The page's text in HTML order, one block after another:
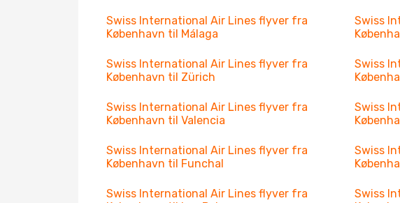
Swiss International Air Lines flyver fra
København til Málaga
Swiss
Swiss International Air Lines flyver fra
København til Zürich
Swiss
Swiss International Air Lines flyver fra
København til Valencia
Swiss
Swiss International Air Lines flyver fra
København til Funchal
Swiss
Swiss International Air Lines flyver fra
Swiss